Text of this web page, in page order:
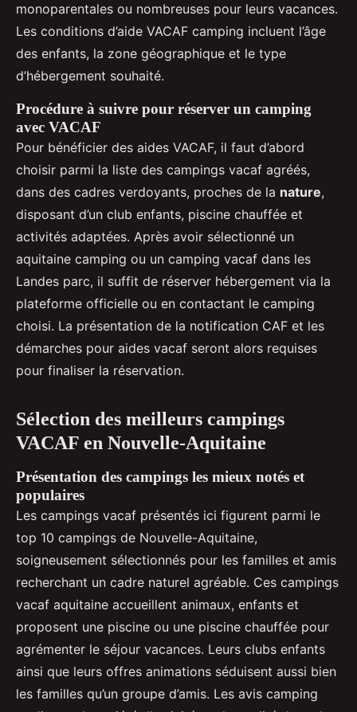
monoparentales ou nombreuses pour leurs vacances.
Les conditions d’aide VACAF camping incluent l’âge
des enfants, la zone géographique et le type
d’hébergement souhaité.
Procédure à suivre pour réserver un camping
avec VACAF
Pour bénéficier des aides VACAF, il faut d’abord
choisir parmi la liste des campings vacaf agréés,
dans des cadres verdoyants, proches de la nature,
disposant d’un club enfants, piscine chauffée et
activités adaptées. Après avoir sélectionné un
aquitaine camping ou un camping vacaf dans les
Landes parc, il suffit de réserver hébergement via la
plateforme officielle ou en contactant le camping
choisi. La présentation de la notification CAF et les
démarches pour aides vacaf seront alors requises
pour finaliser la réservation.
Sélection des meilleurs campings
VACAF en Nouvelle-Aquitaine
Présentation des campings les mieux notés et
populaires
Les campings vacaf présentés ici figurent parmi le
top 10 campings de Nouvelle-Aquitaine,
soigneusement sélectionnés pour les familles et amis
recherchant un cadre naturel agréable. Ces campings
vacaf aquitaine accueillent animaux, enfants et
proposent une piscine ou une piscine chauffée pour
agrémenter le séjour vacances. Leurs clubs enfants
ainsi que leurs offres animations séduisent aussi bien
les familles qu’un groupe d’amis. Les avis camping